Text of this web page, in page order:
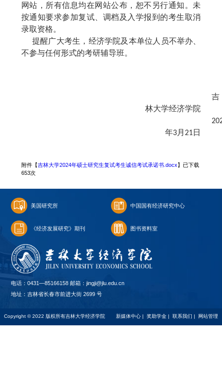
网站，所有信息均在网站公布，恕不另行通知。未
按通知要求参加复试、调档及入学报到的考生取消
录取资格。
提醒广大考生，经济学院及本单位人员不举办、
不参与任何形式的考研辅导班。
吉
林大学经济学院
年3月21日
附件【吉林大学2024年硕士研究生复试考生诚信考试承诺书.docx】已下载
653次
美国研究所 中国国有经济研究中心
《经济发展研究》期刊 图书资料室
电话：0431—85166158 邮箱：jingji@jlu.edu.cn
地址：吉林省长春市前进大街 2699 号
Copyright © 2022 版权所有吉林大学经济学院 新媒体中心 | 奖助学金 | 联系我们 | 网站管理